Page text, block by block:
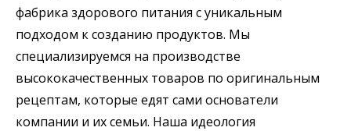
фабрика здорового питания с уникальным
подходом к созданию продуктов. Мы
специализируемся на производстве
высококачественных товаров по оригинальным
рецептам, которые едят сами основатели
компании и их семьи. Наша идеология